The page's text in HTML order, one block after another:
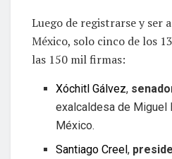
Luego de registrarse y ser
México, solo cinco de los
las 150 mil firmas:
Xóchitl Gálvez,
exalcaldesa de Miguel
México.
Santiago Creel,